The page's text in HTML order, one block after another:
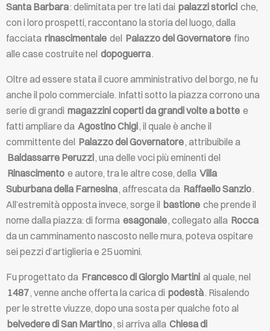
Santa Barbara: delimitata per tre lati dai palazzi storici che,
con i loro prospetti, raccontano la storia del luogo, dalla
facciata rinascimentale del Palazzo del Governatore fino
alle case costruite nel dopoguerra.
Oltre ad essere stata il cuore amministrativo del borgo, ne fu
anche il polo commerciale. Infatti sotto la piazza corrono una
serie di grandi magazzini coperti da grandi volte a botte e
fatti ampliare da Agostino Chigi, il quale è anche il
committente del Palazzo del Governatore, attribuibile a
Baldassarre Peruzzi, una delle voci più eminenti del
Rinascimento e autore, tra le altre cose, della Villa
Suburbana della Farnesina, affrescata da Raffaello Sanzio.
All’estremità opposta invece, sorge il bastione che prende il
nome dalla piazza: di forma esagonale, collegato alla Rocca
da un camminamento nascosto nelle mura, poteva ospitare
sei pezzi d’artiglieria e 25 uomini.
Fu progettato da Francesco di Giorgio Martini al quale, nel
1487, venne anche offerta la carica di podestà. Risalendo
per le strette viuzze, dopo una sosta per qualche foto al
belvedere di San Martino, si arriva alla Chiesa di